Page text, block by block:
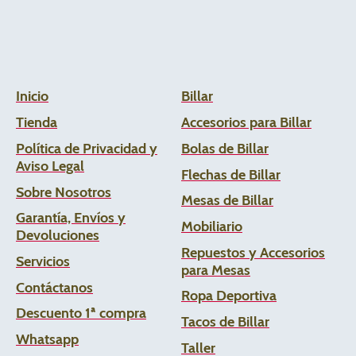
Inicio
Tienda
Política de Privacidad y
Aviso Legal
Sobre Nosotros
Garantía, Envíos y
Devoluciones
Servicios
Contáctanos
Descuento 1ª compra
Whatsapp
Billar
Accesorios para Billar
Bolas de Billar
Flechas de Billar
Mesas de Billar
Mobiliario
Repuestos y Accesorios
para Mesas
Ropa Deportiva
Tacos de Billar
Taller